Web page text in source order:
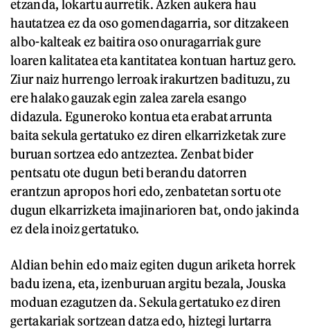
etzanda, lokartu aurretik. Azken aukera hau
hautatzea ez da oso gomendagarria, sor ditzakeen
albo-kalteak ez baitira oso onuragarriak gure
loaren kalitatea eta kantitatea kontuan hartuz gero.
Ziur naiz hurrengo lerroak irakurtzen badituzu, zu
ere halako gauzak egin zalea zarela esango
didazula. Eguneroko kontua eta erabat arrunta
baita sekula gertatuko ez diren elkarrizketak zure
buruan sortzea edo antzeztea. Zenbat bider
pentsatu ote dugun beti berandu datorren
erantzun apropos hori edo, zenbatetan sortu ote
dugun elkarrizketa imajinarioren bat, ondo jakinda
ez dela inoiz gertatuko.
Aldian behin edo maiz egiten dugun ariketa horrek
badu izena, eta, izenburuan argitu bezala, Jouska
moduan ezagutzen da. Sekula gertatuko ez diren
gertakariak sortzean datza edo, hiztegi lurtarra